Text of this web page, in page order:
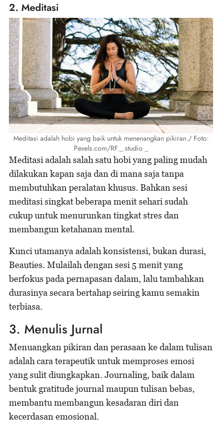
2. Meditasi
Meditasi adalah hobi yang baik untuk menenangkan pikiran./ Foto:
Pexels.com/RF._.studio _
Meditasi adalah salah satu hobi yang paling mudah
dilakukan kapan saja dan di mana saja tanpa
membutuhkan peralatan khusus. Bahkan sesi
meditasi singkat beberapa menit sehari sudah
cukup untuk menurunkan tingkat stres dan
membangun ketahanan mental.
Kunci utamanya adalah konsistensi, bukan durasi,
Beauties. Mulailah dengan sesi 5 menit yang
berfokus pada pernapasan dalam, lalu tambahkan
durasinya secara bertahap seiring kamu semakin
terbiasa.
3. Menulis Jurnal
Menuangkan pikiran dan perasaan ke dalam tulisan
adalah cara terapeutik untuk memproses emosi
yang sulit diungkapkan. Journaling, baik dalam
bentuk gratitude journal maupun tulisan bebas,
membantu membangun kesadaran diri dan
kecerdasan emosional.